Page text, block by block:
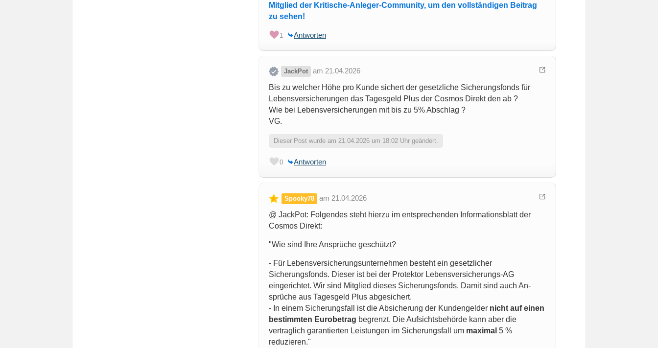
Mitglied der Kritische-Anleger-Community, um den vollständigen Beitrag
zu sehen!
1 Antworten
JackPot
am 21.04.2026
Bis zu welcher Höhe pro Kunde sichert der gesetzliche Sicherungsfonds für
Lebensversicherungen das Tagesgeld Plus der Cosmos Direkt den ab ?
Wie bei Lebensversicherungen mit bis zu 5% Abschlag ?
VG.
Dieser Post wurde am 21.04.2026 um 18:02 Uhr geändert.
0 Antworten
Spooky78
am 21.04.2026
@ JackPot: Folgendes steht hierzu im entsprechenden Informationsblatt der
Cosmos Direkt:
"Wie sind Ihre Ansprüche geschützt?
- Für Lebensversicherungsunternehmen besteht ein gesetzlicher
Sicherungsfonds. Dieser ist bei der Protektor Lebensversicherungs-AG
eingerichtet. Wir sind Mitglied dieses Sicherungsfonds. Damit sind auch An-
sprüche aus Tagesgeld Plus abgesichert.
- In einem Sicherungsfall ist die Absicherung der Kundengelder nicht auf einen
bestimmten Eurobetrag begrenzt. Die Aufsichtsbehörde kann aber die
vertraglich garantierten Leistungen im Sicherungsfall um maximal 5 %
reduzieren."